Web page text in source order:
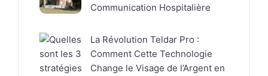
Communication Hospitalière
La Révolution Teldar Pro :
Comment Cette Technologie
Change le Visage de l’Argent en